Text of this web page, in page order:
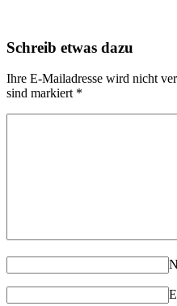
Schreib etwas dazu
Ihre E-Mailadresse wird nicht
sind markiert *